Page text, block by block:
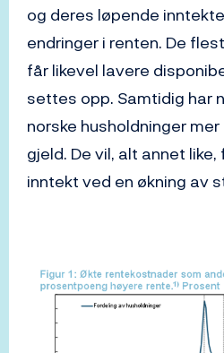
og deres løpende
endringer i renten. De
får likevel lavere
settes opp. Samtidig har
norske husholdninger
gjeld. De vil, alt annet
inntekt ved en økning av